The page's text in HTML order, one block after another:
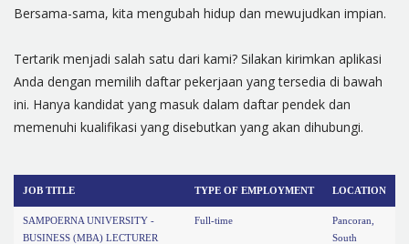
Bersama-sama, kita mengubah hidup dan mewujudkan impian.
Tertarik menjadi salah satu dari kami? Silakan kirimkan aplikasi
Anda dengan memilih daftar pekerjaan yang tersedia di bawah
ini. Hanya kandidat yang masuk dalam daftar pendek dan
memenuhi kualifikasi yang disebutkan yang akan dihubungi.
JOB TITLE TYPE OF EMPLOYMENT LOCATION
SAMPOERNA UNIVERSITY -
BUSINESS (MBA) LECTURER
Full-time
Pancoran,
South